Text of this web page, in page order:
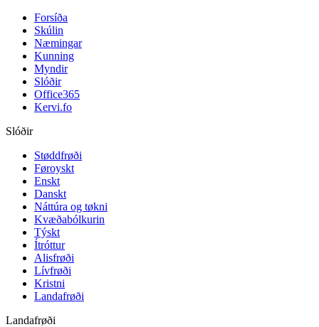
Forsíða
Skúlin
Næmingar
Kunning
Myndir
Slóðir
Office365
Kervi.fo
Slóðir
Støddfrøði
Føroyskt
Enskt
Danskt
Náttúra og tøkni
Kvæðabólkurin
Týskt
Ítróttur
Alisfrøði
Lívfrøði
Kristni
Landafrøði
Landafrøði